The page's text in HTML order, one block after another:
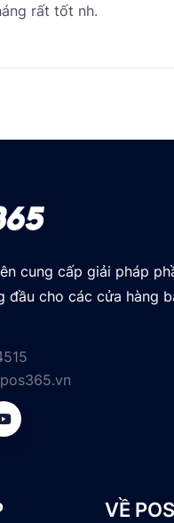
rất tốt nh.
cung cấp giải pháp
đầu cho các cửa hàng
VỀ